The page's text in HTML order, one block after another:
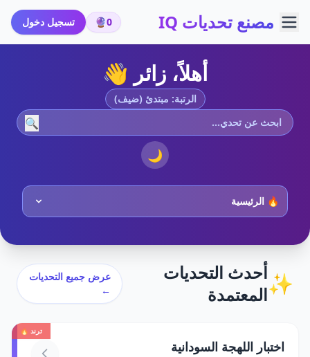
مصنع تحديات IQ 0
🔮 تسجيل دخول
أهلاً، زائر 👋
الرتبة: مبتدئ (ضيف)
🔍
🌙
✨أحدث التحديات
المعتمدة
عرض جميع التحديات
←
ترند 🔥
اختبار اللهجة السودانية